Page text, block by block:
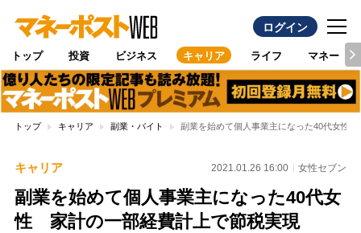
ログイン
トップ 投資 ビジネス キャリア ライフ マネー
トップ キャリア 副業・バイト 副業を始めて個人事業主になった40代女性
キャリア 2021.01.26 16:00 女性セブン
副業を始めて個人事業主になった40代女
性 家計の一部経費計上で節税実現